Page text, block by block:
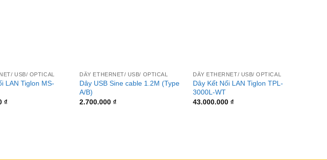
USB/ OPTICAL
LAN Tiglon MS-
₫
DÂY ETHERNET/ USB/ OPTICAL
Dây USB Sine cable 1.2M (Type
A/B)
2.700.000₫
DÂY ETHERNET/ USB/ OPTICAL
Dây Kết Nối LAN Tiglon TPL-
3000L-WT
43.000.000₫